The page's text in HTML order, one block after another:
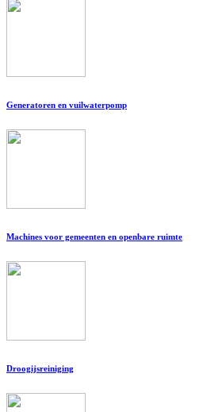
Generatoren en vuilwaterpomp
Machines voor gemeenten en openbare ruimte
Droogijsreiniging